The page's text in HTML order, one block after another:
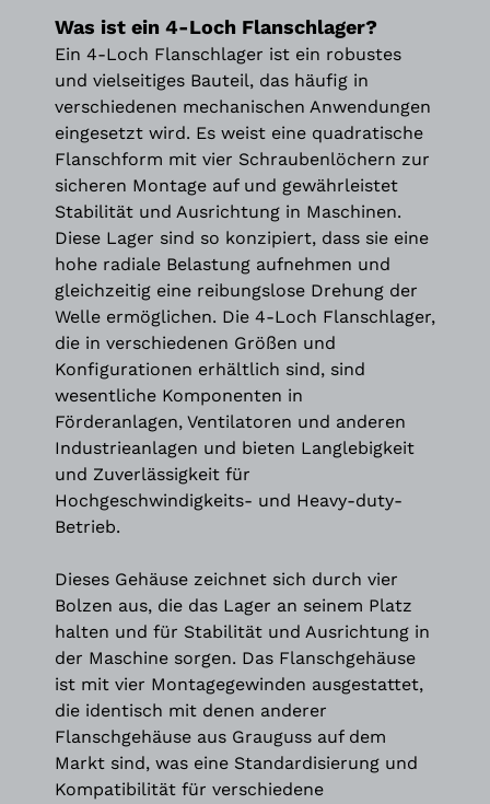
Was ist ein 4-Loch Flanschlager?
Ein 4-Loch Flanschlager ist ein robustes
und vielseitiges Bauteil, das häufig in
verschiedenen mechanischen Anwendungen
eingesetzt wird. Es weist eine quadratische
Flanschform mit vier Schraubenlöchern zur
sicheren Montage auf und gewährleistet
Stabilität und Ausrichtung in Maschinen.
Diese Lager sind so konzipiert, dass sie eine
hohe radiale Belastung aufnehmen und
gleichzeitig eine reibungslose Drehung der
Welle ermöglichen. Die 4-Loch Flanschlager,
die in verschiedenen Größen und
Konfigurationen erhältlich sind, sind
wesentliche Komponenten in
Förderanlagen, Ventilatoren und anderen
Industrieanlagen und bieten Langlebigkeit
und Zuverlässigkeit für
Hochgeschwindigkeits- und Heavy-duty-
Betrieb.
Dieses Gehäuse zeichnet sich durch vier
Bolzen aus, die das Lager an seinem Platz
halten und für Stabilität und Ausrichtung in
der Maschine sorgen. Das Flanschgehäuse
ist mit vier Montagegewinden ausgestattet,
die identisch mit denen anderer
Flanschgehäuse aus Grauguss auf dem
Markt sind, was eine Standardisierung und
Kompatibilität für verschiedene